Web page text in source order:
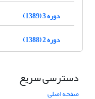
دوره 3 (1389)
دوره 2 (1388)
دسترسی سریع
صفحه اصلی